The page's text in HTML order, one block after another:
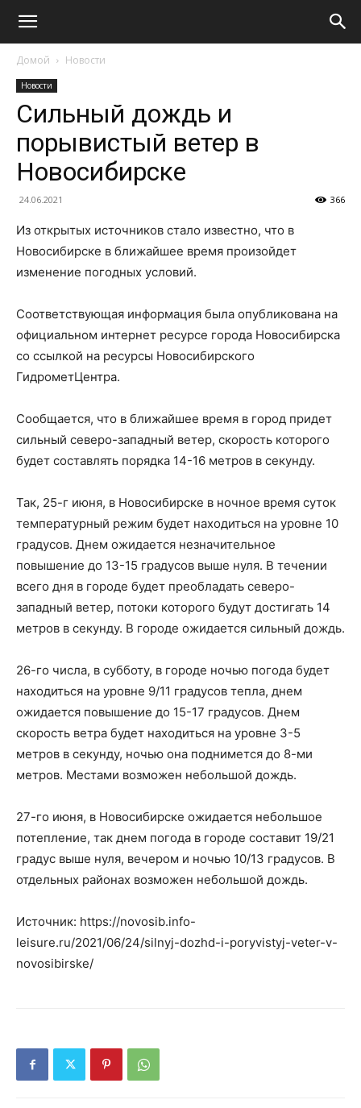
Домой Новости
Новости
Сильный дождь и
порывистый ветер в
Новосибирске
24.06.2021 366
Из открытых источников стало известно, что в
Новосибирске в ближайшее время произойдет
изменение погодных условий.
Соответствующая информация была опубликована на
официальном интернет ресурсе города Новосибирска
со ссылкой на ресурсы Новосибирского
ГидрометЦентра.
Сообщается, что в ближайшее время в город придет
сильный северо-западный ветер, скорость которого
будет составлять порядка 14-16 метров в секунду.
Так, 25-г июня, в Новосибирске в ночное время суток
температурный режим будет находиться на уровне 10
градусов. Днем ожидается незначительное
повышение до 13-15 градусов выше нуля. В течении
всего дня в городе будет преобладать северо-
западный ветер, потоки которого будут достигать 14
метров в секунду. В городе ожидается сильный дождь.
26-го числа, в субботу, в городе ночью погода будет
находиться на уровне 9/11 градусов тепла, днем
ожидается повышение до 15-17 градусов. Днем
скорость ветра будет находиться на уровне 3-5
метров в секунду, ночью она поднимется до 8-ми
метров. Местами возможен небольшой дождь.
27-го июня, в Новосибирске ожидается небольшое
потепление, так днем погода в городе составит 19/21
градус выше нуля, вечером и ночью 10/13 градусов. В
отдельных районах возможен небольшой дождь.
Источник: https://novosib.info-
leisure.ru/2021/06/24/silnyj-dozhd-i-poryvistyj-veter-v-
novosibirske/